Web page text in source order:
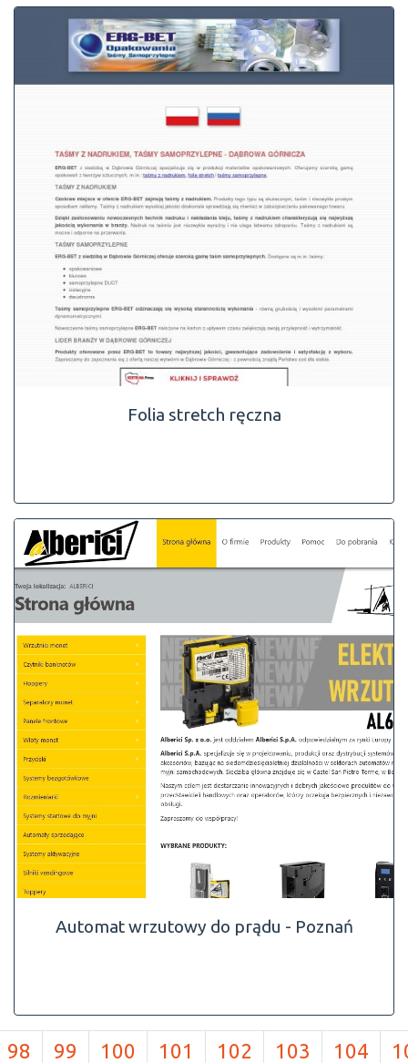
Folia stretch ręczna
Automat wrzutowy do prądu - Poznań
98 99 100 101 102 103 104